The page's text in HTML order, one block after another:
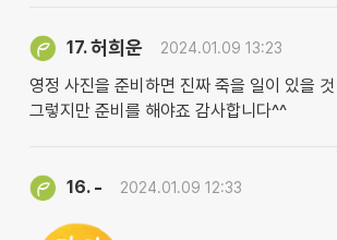
17.허희운 2024.01.09 13:23
영정 사진을 준비하면 진짜 죽을 일이 있을
그렇지만 준비를 해야죠 감사합니다^^
16. - 2024.01.09 12:33